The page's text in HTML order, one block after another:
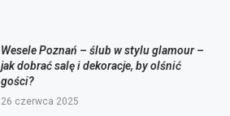
Wesele Poznań – ślub w stylu glamour –
jak dobrać salę i dekoracje, by olśnić
gości?
26 czerwca 2025